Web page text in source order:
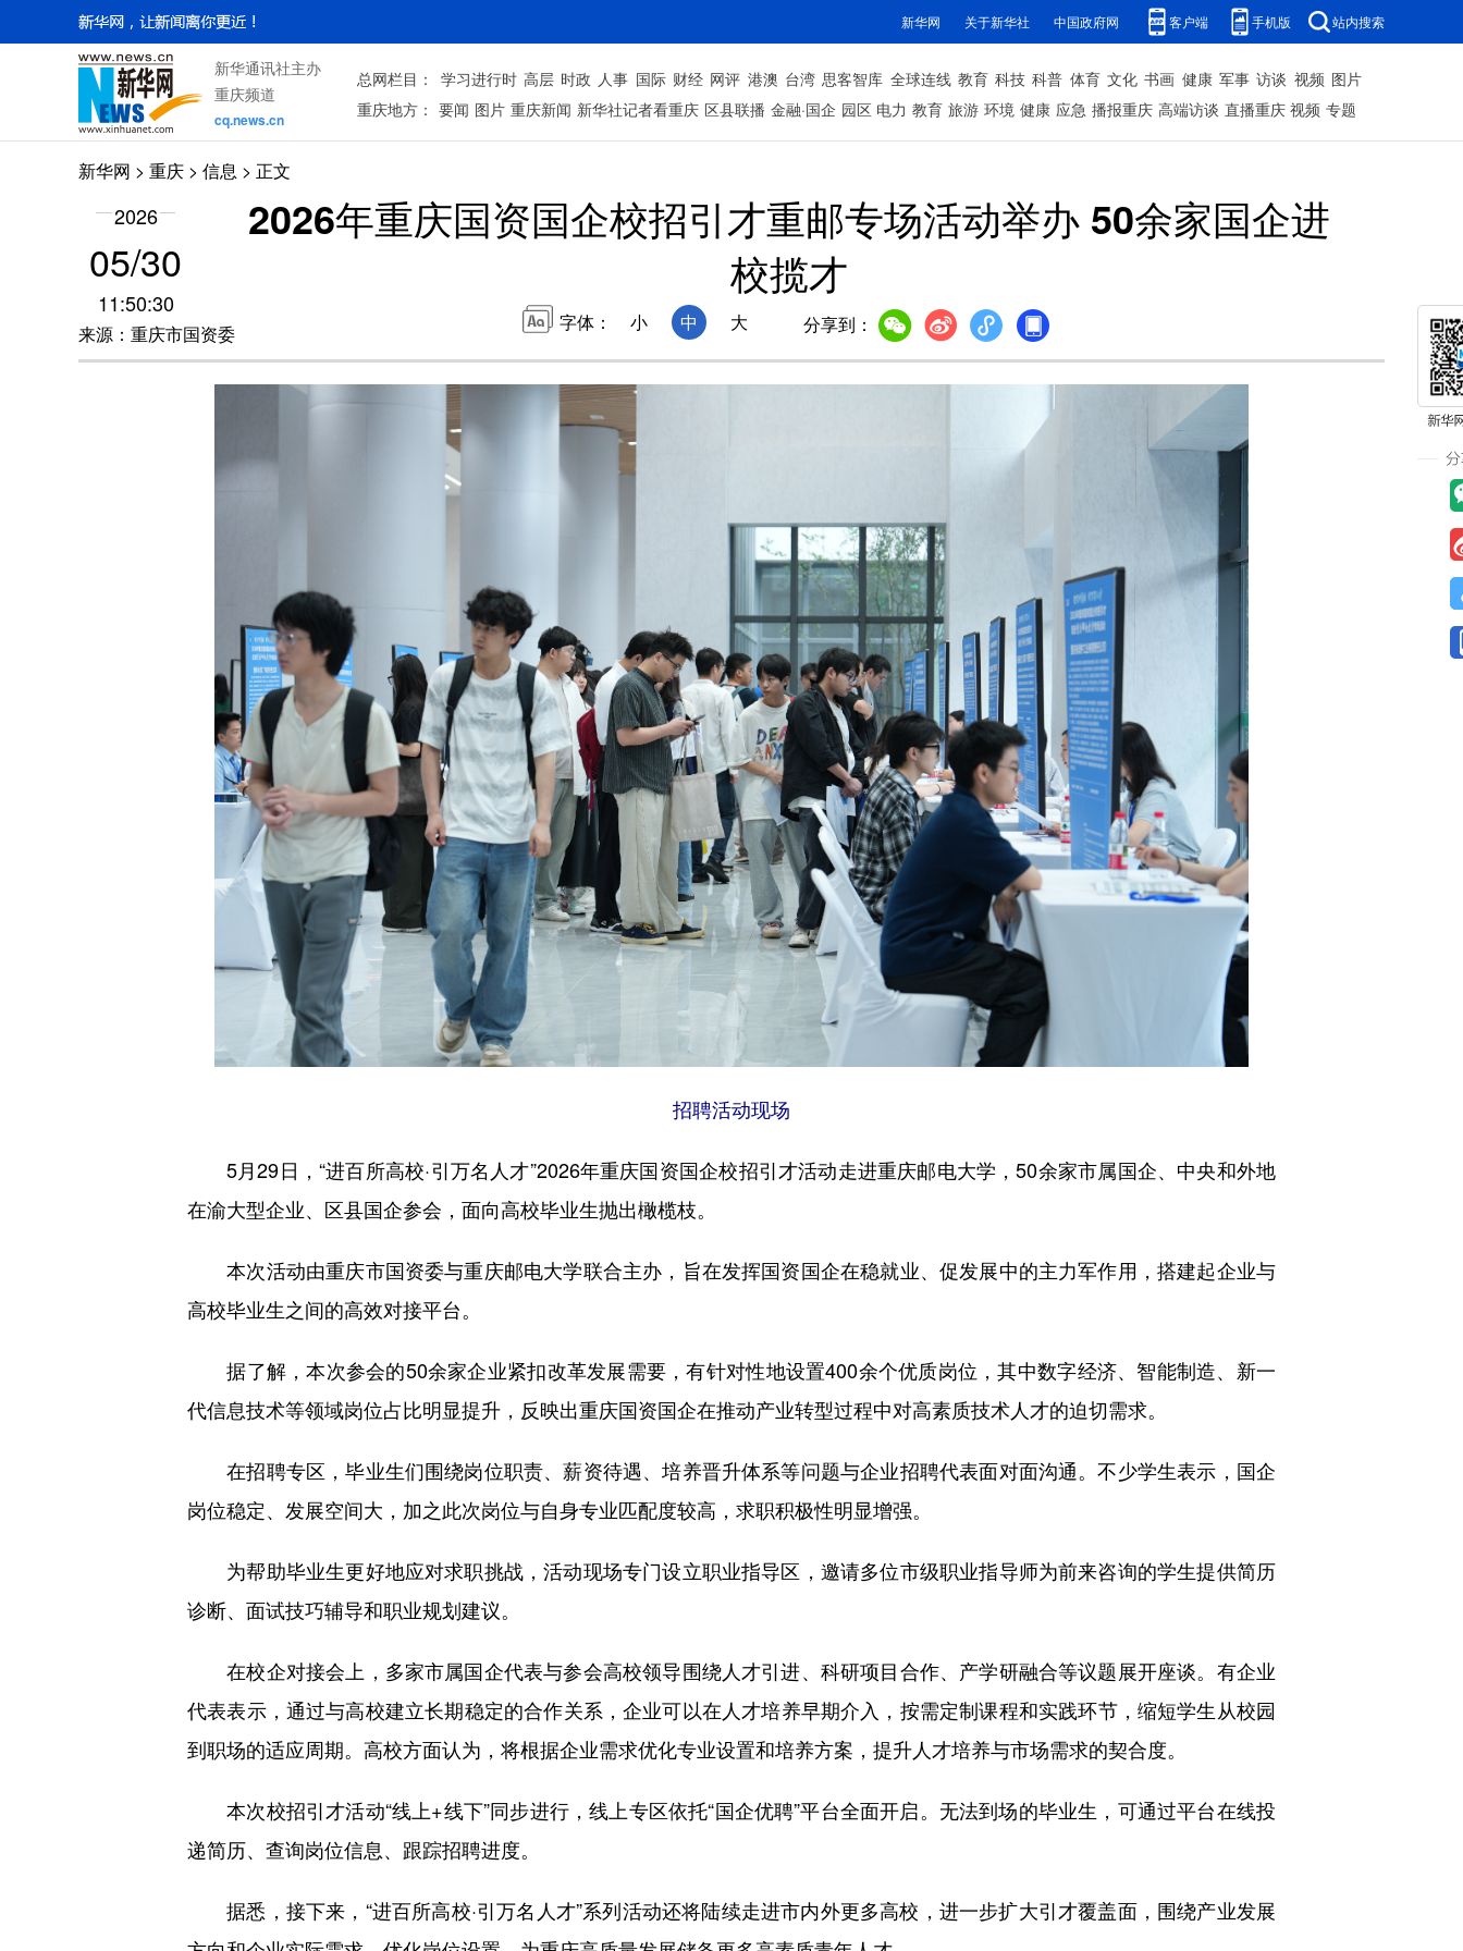
新华网 关于新华社 中国政府网 客户端 手机版 站内搜索
新华通讯社主办
重庆频道
cq.news.cn
总网栏目： 学习进行时 高层 时政 人事 国际 财经 网评 港澳 台湾 思客智库 全球连线 教育 科技 科普 体育 文化 书画 健康 军事 访谈 视频 图片
重庆地方： 要闻 图片 重庆新闻 新华社记者看重庆 区县联播 金融·国企 园区 电力 教育 旅游 环境 健康 应急 播报重庆 高端访谈 直播重庆 视频 专题
新华网 > 重庆 > 信息 > 正文
2026
05/30
11:50:30
来源：重庆市国资委
2026年重庆国资国企校招引才重邮专场活动举办 50余家国企进
校揽才
字体： 小 中 大 分享到：
招聘活动现场
5月29日，“进百所高校·引万名人才”2026年重庆国资国企校招引才活动走进重庆邮电大学，50余家市属国企、中央和外地
在渝大型企业、区县国企参会，面向高校毕业生抛出橄榄枝。
本次活动由重庆市国资委与重庆邮电大学联合主办，旨在发挥国资国企在稳就业、促发展中的主力军作用，搭建起企业与
高校毕业生之间的高效对接平台。
据了解，本次参会的50余家企业紧扣改革发展需要，有针对性地设置400余个优质岗位，其中数字经济、智能制造、新一
代信息技术等领域岗位占比明显提升，反映出重庆国资国企在推动产业转型过程中对高素质技术人才的迫切需求。
在招聘专区，毕业生们围绕岗位职责、薪资待遇、培养晋升体系等问题与企业招聘代表面对面沟通。不少学生表示，国企
岗位稳定、发展空间大，加之此次岗位与自身专业匹配度较高，求职积极性明显增强。
为帮助毕业生更好地应对求职挑战，活动现场专门设立职业指导区，邀请多位市级职业指导师为前来咨询的学生提供简历
诊断、面试技巧辅导和职业规划建议。
在校企对接会上，多家市属国企代表与参会高校领导围绕人才引进、科研项目合作、产学研融合等议题展开座谈。有企业
代表表示，通过与高校建立长期稳定的合作关系，企业可以在人才培养早期介入，按需定制课程和实践环节，缩短学生从校园
到职场的适应周期。高校方面认为，将根据企业需求优化专业设置和培养方案，提升人才培养与市场需求的契合度。
本次校招引才活动“线上+线下”同步进行，线上专区依托“国企优聘”平台全面开启。无法到场的毕业生，可通过平台在线投
递简历、查询岗位信息、跟踪招聘进度。
据悉，接下来，“进百所高校·引万名人才”系列活动还将陆续走进市内外更多高校，进一步扩大引才覆盖面，围绕产业发展